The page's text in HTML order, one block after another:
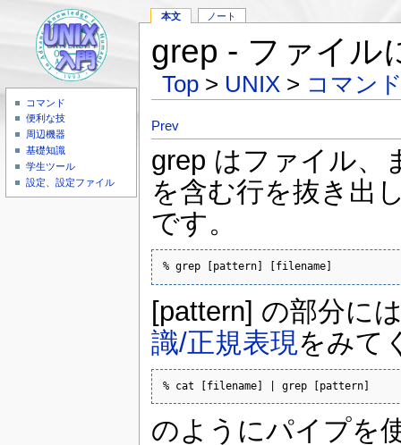
コマンド
便利な技
周辺機器
基礎知識
学生ツール
設定、設定ファイル
本文 ノート
grep - ファイル
Top > UNIX > コマン
Prev
grep はファイル、
を含む行を抜き出
です。
% grep [pattern] [filename]
[pattern] の部分に
識/正規表現をみて
% cat [filename] | grep [pattern]
のようにパイプを